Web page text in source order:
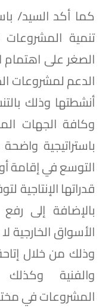
كما أكد السيد/
تنمية
الصغر على اهتمام
الدعم لمشروعات
أنشطتها وذلك
وكافة الجهات
باستراتيجية
التوسع في إقامة
قدراتها الإنتاجية
بالإضافة إلى
الأسواق الخارجية
وذلك من خلال
والفنية وكذلك
المشروعات في